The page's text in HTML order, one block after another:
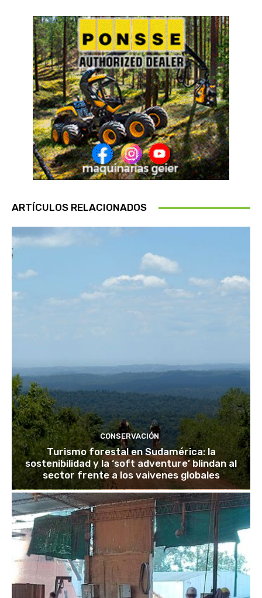
ARTÍCULOS RELACIONADOS
CONSERVACIÓN
Turismo forestal en Sudamérica: la
sostenibilidad y la ‘soft adventure’ blindan al
sector frente a los vaivenes globales